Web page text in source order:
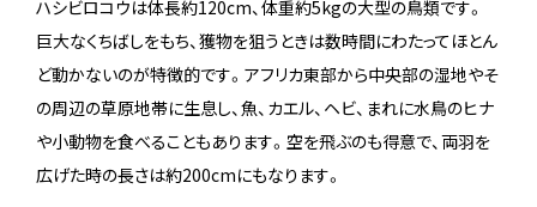
ハシビロコウは体長約120cm、体重約5kgの大型の鳥類です。
巨大なくちばしをもち、獲物を狙うときは数時間にわたってほとん
ど動かないのが特徴的です。アフリカ東部から中央部の湿地やそ
の周辺の草原地帯に生息し、魚、カエル、ヘビ、まれに水鳥のヒナ
や小動物を食べることもあります。空を飛ぶのも得意で、両羽を
広げた時の長さは約200cmにもなります。